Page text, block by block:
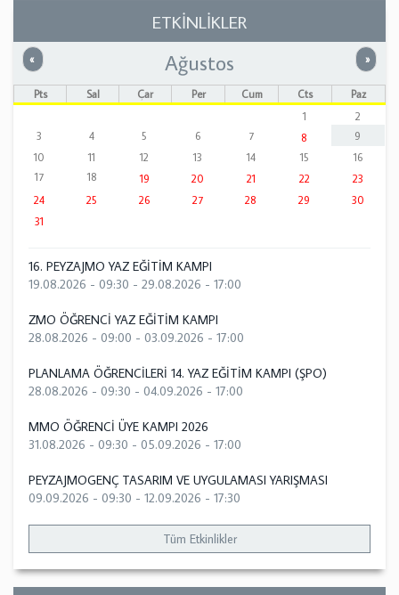
ETKİNLİKLER
« Önceki »
Ağustos
Pts Sal Çar Per Cum Cts
Paz
1
2
3
4 5 6 7 8
9
10
11 12 13 14 15
16
17
18 19 20 21 22
23
24
25 26 27 28 29
30
31
16. PEYZAJMO YAZ EĞİTİM KAMPI
19.08.2026 - 09:30 - 29.08.2026 - 17:00
ZMO ÖĞRENCİ YAZ EĞİTİM KAMPI
28.08.2026 - 09:00 - 03.09.2026 - 17:00
PLANLAMA ÖĞRENCİLERİ 14. YAZ EĞİTİM KAMPI (ŞPO)
28.08.2026 - 09:30 - 04.09.2026 - 17:00
MMO ÖĞRENCİ ÜYE KAMPI 2026
31.08.2026 - 09:30 - 05.09.2026 - 17:00
PEYZAJMOGENÇ TASARIM VE UYGULAMASI YARIŞMASI
09.09.2026 - 09:30 - 12.09.2026 - 17:30
Tüm Etkinlikler